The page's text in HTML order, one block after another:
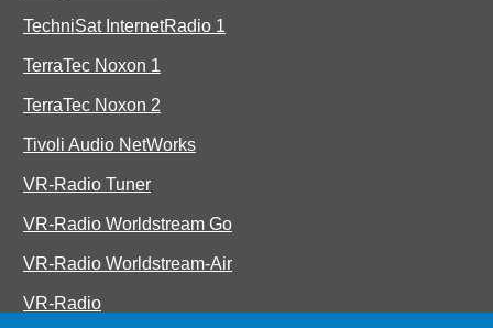
TechniSat InternetRadio 1
TerraTec Noxon 1
TerraTec Noxon 2
Tivoli Audio NetWorks
VR-Radio Tuner
VR-Radio Worldstream Go
VR-Radio Worldstream-Air
VR-Radio